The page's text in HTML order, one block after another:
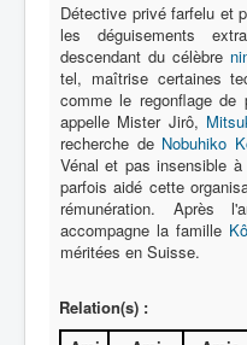
Détective privé farfelu et
les déguisements
descendant du célèbre
tel, maîtrise certaines
comme le regonflage de
appelle Mister Jirô,
recherche de Nobuhiko
Vénal et pas insensible
parfois aidé cette
rémunération. Après
accompagne la famille
méritées en Suisse.
Relation(s) :